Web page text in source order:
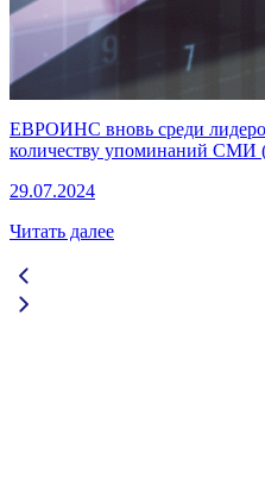
ЕВРОИНС вновь среди
количеству упоминаний СМИ
29.07.2024
Читать далее